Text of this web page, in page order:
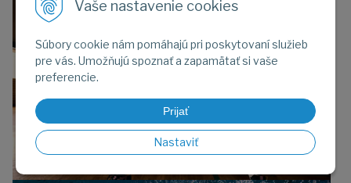
Vaše nastavenie cookies
Súbory cookie nám pomáhajú pri poskytovaní služieb
pre vás. Umožňujú spoznať a zapamätať si vaše
preferencie.
Prijať
Nastaviť